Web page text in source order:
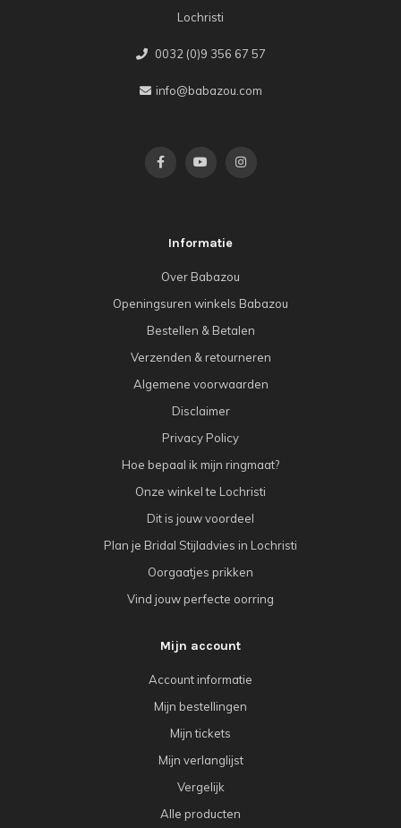
Lochristi
0032 (0)9 356 67 57
info@babazou.com
Informatie
Over Babazou
Openingsuren winkels Babazou
Bestellen & Betalen
Verzenden & retourneren
Algemene voorwaarden
Disclaimer
Privacy Policy
Hoe bepaal ik mijn ringmaat?
Onze winkel te Lochristi
Dit is jouw voordeel
Plan je Bridal Stijladvies in Lochristi
Oorgaatjes prikken
Vind jouw perfecte oorring
Mijn account
Account informatie
Mijn bestellingen
Mijn tickets
Mijn verlanglijst
Vergelijk
Alle producten